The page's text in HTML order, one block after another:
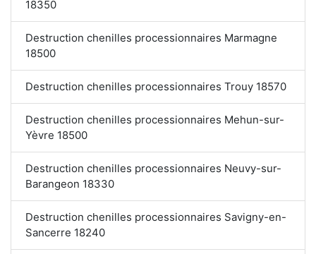
18350
Destruction chenilles processionnaires Marmagne
18500
Destruction chenilles processionnaires Trouy 18570
Destruction chenilles processionnaires Mehun-sur-
Yèvre 18500
Destruction chenilles processionnaires Neuvy-sur-
Barangeon 18330
Destruction chenilles processionnaires Savigny-en-
Sancerre 18240